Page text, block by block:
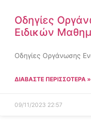
Οδηγίες
Ειδικών
Οδηγίες Οργάνωσης
ΔΙΑΒΑΣΤΕ ΠΕΡΙΣΣΟΤΕΡΑ »
09/11/2023 22:57